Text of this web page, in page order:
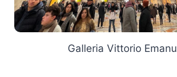
Galleria Vittorio